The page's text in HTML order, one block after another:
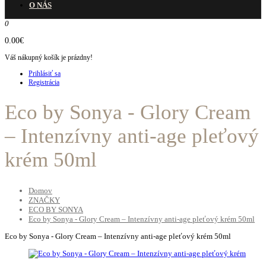
O NÁS
0
0.00€
Váš nákupný košík je prázdny!
Prihlásiť sa
Registrácia
Eco by Sonya - Glory Cream
– Intenzívny anti-age pleťový
krém 50ml
Domov
ZNAČKY
ECO BY SONYA
Eco by Sonya - Glory Cream – Intenzívny anti-age pleťový krém 50ml
Eco by Sonya - Glory Cream – Intenzívny anti-age pleťový krém 50ml